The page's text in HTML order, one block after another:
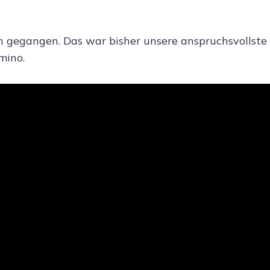
Das war bisher unsere anspruchsvollste